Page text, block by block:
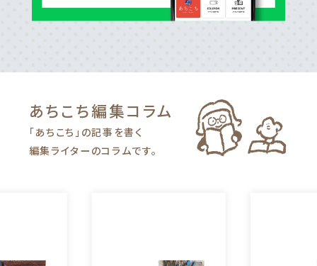
あちこち編集コラム
「あちこち」の記事を書く
編集ライターのコラムです。